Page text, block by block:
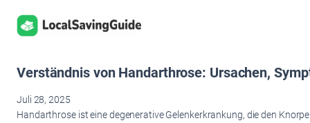
Inhalt
Verständnis von Handarthrose: Ursachen,
Juli 28, 2025
Handarthrose ist eine degenerative Gelenkerkrankung, die den